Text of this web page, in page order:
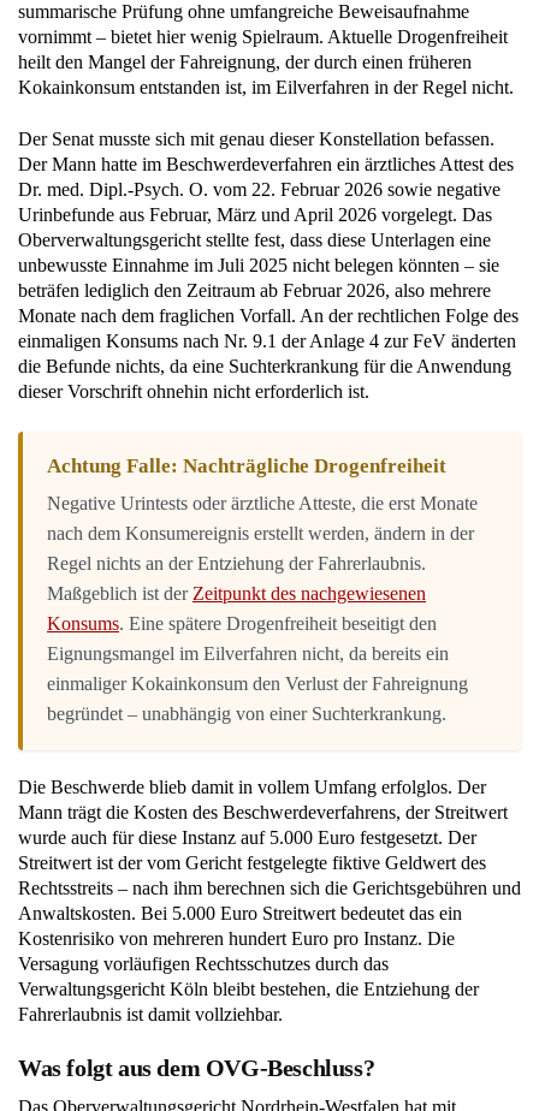
summarische Prüfung ohne umfangreiche Beweisaufnahme
vornimmt – bietet hier wenig Spielraum. Aktuelle Drogenfreiheit
heilt den Mangel der Fahreignung, der durch einen früheren
Kokainkonsum entstanden ist, im Eilverfahren in der Regel nicht.
Der Senat musste sich mit genau dieser Konstellation befassen.
Der Mann hatte im Beschwerdeverfahren ein ärztliches Attest des
Dr. med. Dipl.-Psych. O. vom 22. Februar 2026 sowie negative
Urinbefunde aus Februar, März und April 2026 vorgelegt. Das
Oberverwaltungsgericht stellte fest, dass diese Unterlagen eine
unbewusste Einnahme im Juli 2025 nicht belegen könnten – sie
beträfen lediglich den Zeitraum ab Februar 2026, also mehrere
Monate nach dem fraglichen Vorfall. An der rechtlichen Folge des
einmaligen Konsums nach Nr. 9.1 der Anlage 4 zur FeV änderten
die Befunde nichts, da eine Suchterkrankung für die Anwendung
dieser Vorschrift ohnehin nicht erforderlich ist.
Achtung Falle: Nachträgliche Drogenfreiheit
Negative Urintests oder ärztliche Atteste, die erst Monate
nach dem Konsumereignis erstellt werden, ändern in der
Regel nichts an der Entziehung der Fahrerlaubnis.
Maßgeblich ist der Zeitpunkt des nachgewiesenen
Konsums. Eine spätere Drogenfreiheit beseitigt den
Eignungsmangel im Eilverfahren nicht, da bereits ein
einmaliger Kokainkonsum den Verlust der Fahreignung
begründet – unabhängig von einer Suchterkrankung.
Die Beschwerde blieb damit in vollem Umfang erfolglos. Der
Mann trägt die Kosten des Beschwerdeverfahrens, der Streitwert
wurde auch für diese Instanz auf 5.000 Euro festgesetzt. Der
Streitwert ist der vom Gericht festgelegte fiktive Geldwert des
Rechtsstreits – nach ihm berechnen sich die Gerichtsgebühren und
Anwaltskosten. Bei 5.000 Euro Streitwert bedeutet das ein
Kostenrisiko von mehreren hundert Euro pro Instanz. Die
Versagung vorläufigen Rechtsschutzes durch das
Verwaltungsgericht Köln bleibt bestehen, die Entziehung der
Fahrerlaubnis ist damit vollziehbar.
Was folgt aus dem OVG-Beschluss?